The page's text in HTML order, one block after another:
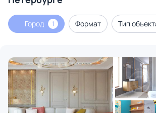
Город 1 Формат Тип